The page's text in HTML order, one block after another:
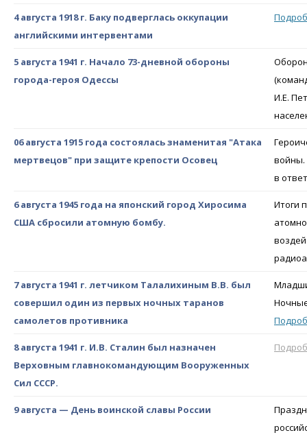
4 августа 1918 г. Баку подверглась оккупации
английскими интервентами
5 августа 1941 г. Начало 73-дневной обороны
города-героя Одессы
И.Е.
06 августа 1915 года состоялась знаменитая "Атака
мертвецов" при защите крепости Осовец
войны.
в
6 августа 1945 года на японский город Хиросима
США сбросили атомную бомбу.
Итоги
7 августа 1941 г. летчиком Талалихиным В.В. был
совершил один из первых ночных таранов
самолетов противника
8 августа 1941 г. И.В. Сталин был назначен
Верховным главнокомандующим Вооруженных
Сил СССР.
9 августа — День воинской славы России